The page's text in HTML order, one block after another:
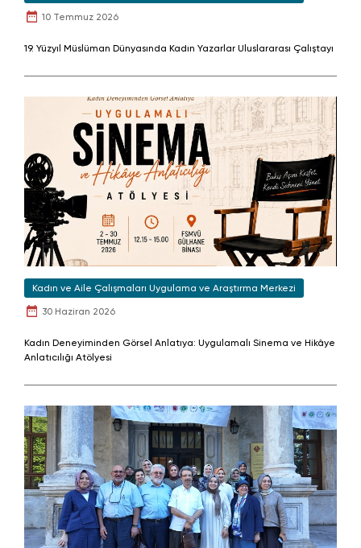
10 Temmuz 2026
19. Yüzyıl Müslüman Dünyasında Kadın Yazarlar Uluslararası Çalıştayı
Kadın ve Aile Çalışmaları Uygulama ve Araştırma Merkezi
30 Haziran 2026
Kadın Deneyiminden Görsel Anlatıya: Uygulamalı Sinema ve Hikâye
Anlatıcılığı Atölyesi